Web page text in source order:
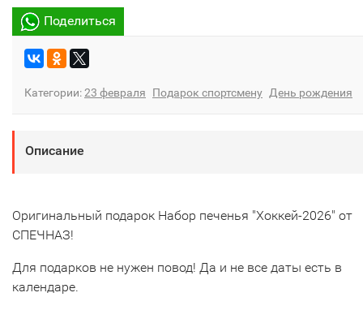
Поделиться
Категории:23 февраля Подарок спортсмену День рождения
Описание
Оригинальный подарок Набор печенья "Хоккей-2026" от
СПЕЧНАЗ!
Для подарков не нужен повод! Да и не все даты есть в
календаре.